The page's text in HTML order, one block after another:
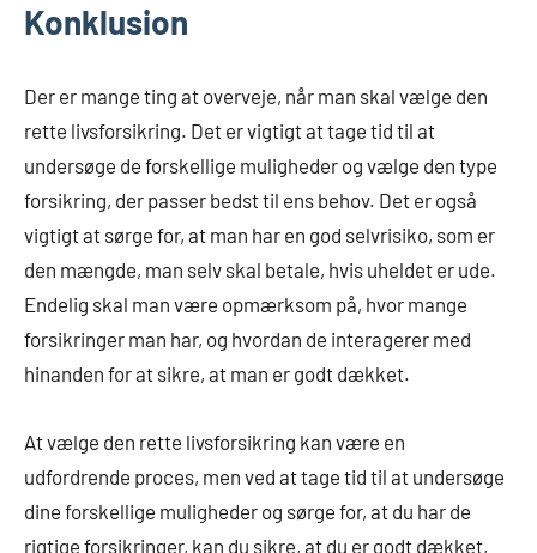
Konklusion
Der er mange ting at overveje, når man skal vælge den
rette livsforsikring. Det er vigtigt at tage tid til at
undersøge de forskellige muligheder og vælge den type
forsikring, der passer bedst til ens behov. Det er også
vigtigt at sørge for, at man har en god selvrisiko, som er
den mængde, man selv skal betale, hvis uheldet er ude.
Endelig skal man være opmærksom på, hvor mange
forsikringer man har, og hvordan de interagerer med
hinanden for at sikre, at man er godt dækket.
At vælge den rette livsforsikring kan være en
udfordrende proces, men ved at tage tid til at undersøge
dine forskellige muligheder og sørge for, at du har de
rigtige forsikringer, kan du sikre, at du er godt dækket,